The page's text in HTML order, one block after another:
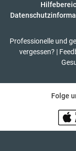
Professionelle und
vergessen? |
Folge